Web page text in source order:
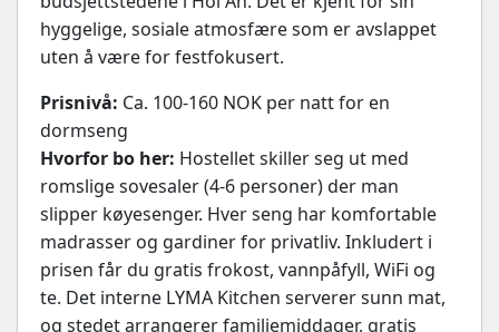
hyggelige, sosiale atmosfære som er avslappet
uten å være for festfokusert.
Prisnivå: Ca. 100-160 NOK per natt for en
dormseng
Hvorfor bo her: Hostellet skiller seg ut med
romslige sovesaler (4-6 personer) der man
slipper køyesenger. Hver seng har komfortable
madrasser og gardiner for privatliv. Inkludert i
prisen får du gratis frokost, vannpåfyll, WiFi og
te. Det interne LYMA Kitchen serverer sunn mat,
og stedet arrangerer familiemiddager, gratis